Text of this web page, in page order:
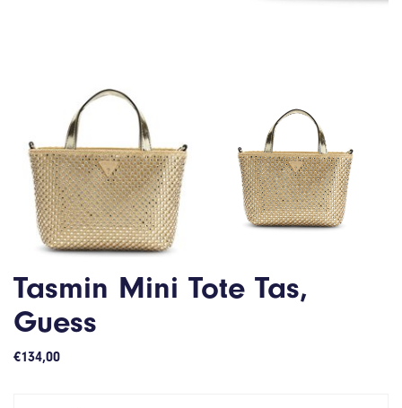
Tasmin Mini Tote Tas,
Guess
€134,00